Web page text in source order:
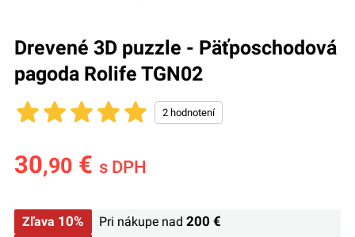
Drevené 3D puzzle - Päťposchodová
pagoda Rolife TGN02
30,90€ s DPH
Zľava 10% Pri nákupe nad200 €